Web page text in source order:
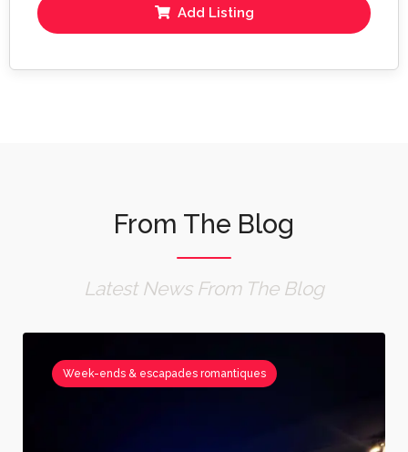
Add Listing
From The Blog
Latest News From The Blog
Week-ends & escapades romantiques